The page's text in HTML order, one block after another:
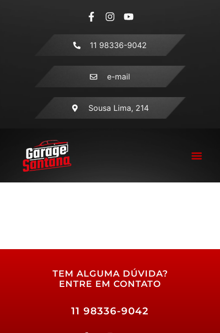
11 98336-9042
e-mail
Sousa Lima, 214
TEM ALGUMA DÚVIDA?
ENTRE EM CONTATO
11 98336-9042